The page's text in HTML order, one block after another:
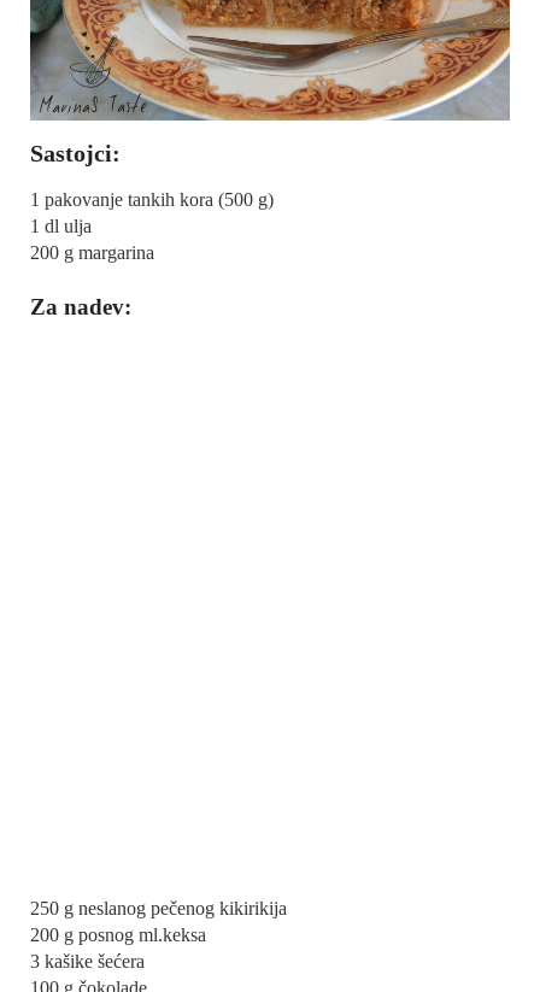
Sastojci:
1 pakovanje tankih kora (500 g)
1 dl ulja
200 g margarina
Za nadev:
250 g neslanog pečenog kikirikija
200 g posnog ml.keksa
3 kašike šećera
100 g čokolade